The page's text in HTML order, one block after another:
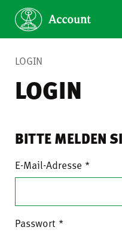
LOGIN
LOGIN
BITTE MELDEN
E-Mail-Adresse
Passwort